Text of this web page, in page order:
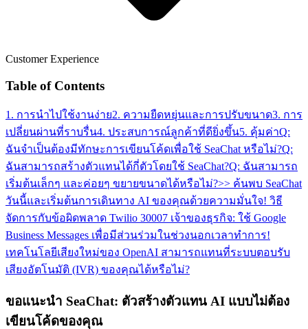
Customer Experience
Table of Contents
1. การนำไปใช้งานง่าย2. ความยืดหยุ่นและการปรับขนาด3. การ
เปลี่ยนผ่านที่ราบรื่น4. ประสบการณ์ลูกค้าที่ดียิ่งขึ้น5. คุ้มค่าQ:
ฉันจำเป็นต้องมีทักษะการเขียนโค้ดเพื่อใช้ SeaChat หรือไม่?Q:
ฉันสามารถสร้างตัวแทนได้กี่ตัวโดยใช้ SeaChat?Q: ฉันสามารถ
เริ่มต้นเล็กๆ และค่อยๆ ขยายขนาดได้หรือไม่?>> ค้นพบ SeaChat
วันนี้และเริ่มต้นการเดินทาง AI ของคุณด้วยความมั่นใจ! วิธี
จัดการกับข้อผิดพลาด Twilio 30007 เจ้าของธุรกิจ: ใช้ Google
Business Messages เพื่อมีส่วนร่วมในช่วงนอกเวลาทำการ!
เทคโนโลยีเสียงใหม่ของ OpenAI สามารถแทนที่ระบบตอบรับ
เสียงอัตโนมัติ (IVR) ของคุณได้หรือไม่?
ขอแนะนำ SeaChat: ตัวสร้างตัวแทน AI แบบไม่ต้อง
เขียนโค้ดของคุณ